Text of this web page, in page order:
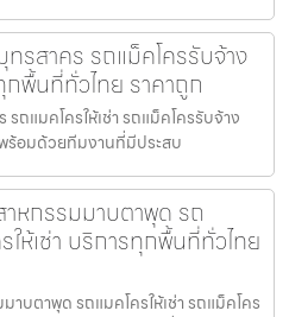
รสาคร รถแม็คโครรับจ้าง
กพื้นที่ทั่วไทย ราคาถูก
ถแมคโครให้เช่า รถแม็คโครรับจ้าง
ร้อมด้วยทีมงานที่มีประสบ
หกรรมมาบตาพุด รถ
ให้เช่า บริการทุกพื้นที่ทั่วไทย
บตาพุด รถแมคโครให้เช่า รถแม็คโคร